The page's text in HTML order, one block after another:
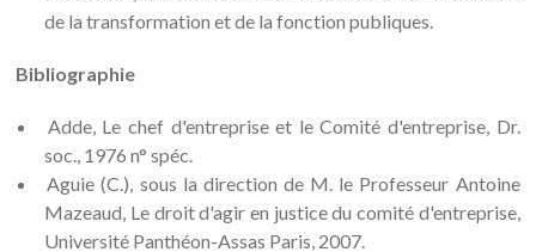
de la transformation et de la fonction publiques.
Bibliographie
Adde, Le chef d'entreprise et le Comité d'entreprise, Dr.
soc., 1976 n° spéc.
Aguie (C.), sous la direction de M. le Professeur Antoine
Mazeaud, Le droit d'agir en justice du comité d'entreprise,
Université Panthéon-Assas Paris, 2007.